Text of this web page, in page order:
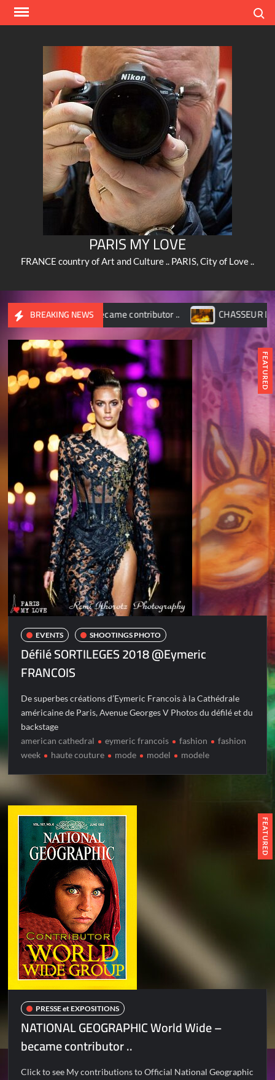
Skip
PARIS MY LOVE
FRANCE country of Art and Culture .. PARIS, City of Love ..
BREAKING NEWS
contributor .. CHASSEUR D’IMAGES – Octobre 2017
FEATURED
EVENTS SHOOTINGS PHOTO
Défilé SORTILEGES 2018 @Eymeric
FRANCOIS
De superbes créations d’Eymeric Francois à la Cathédrale
américaine de Paris, Avenue Georges V Photos du défilé et du
backstage
american cathedral
eymeric francois fashion
fashion
week
haute couture mode model modele
FEATURED
PRESSE et EXPOSITIONS
NATIONAL GEOGRAPHIC World Wide –
became contributor ..
Click to see My contributions to Official National Geographic